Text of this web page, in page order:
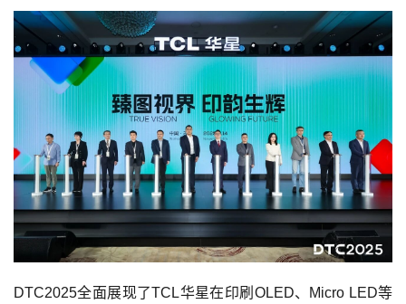
DTC2025全面展现了TCL华星在印刷OLED、Micro LED等